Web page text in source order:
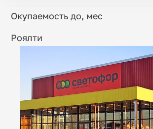
Окупаемость до, мес
Роялти